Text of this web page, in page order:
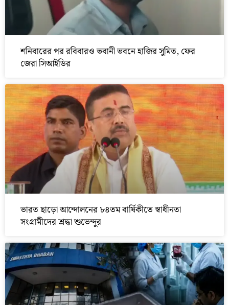
শনিবারের পর রবিবারও ভবানী ভবনে হাজির সুমিত, ফের
জেরা সিআইডির
ভারত ছাড়ো আন্দোলনের ৮৪তম বার্ষিকীতে স্বাধীনতা
সংগ্রামীদের শ্রদ্ধা শুভেন্দুর